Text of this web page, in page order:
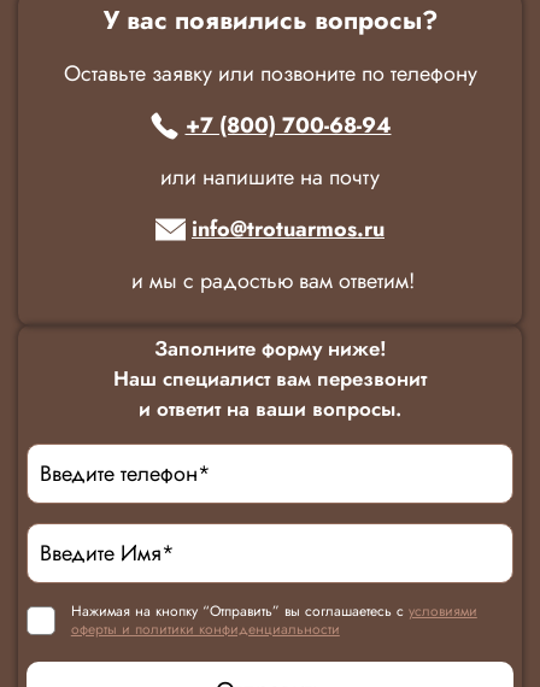
У вас появились вопросы?
Оставьте заявку или позвоните по телефону
+7 (800) 700-68-94
или напишите на почту
info@trotuarmos.ru
и мы с радостью вам ответим!
Заполните форму ниже!
Наш специалист вам перезвонит
и ответит на ваши вопросы.
Нажимая на кнопку “Отправить” вы соглашаетесь с условиями
оферты и политики конфиденциальности